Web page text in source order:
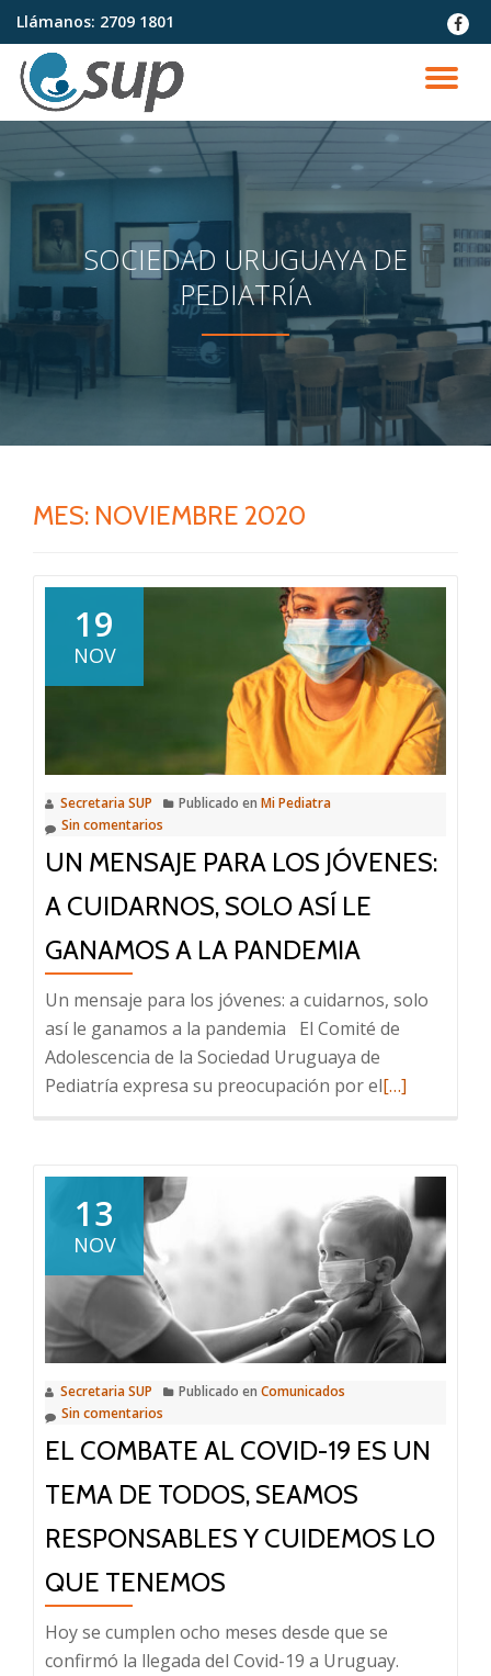
Saltar
contenido
Llámanos: 2709 1801
fa-
SOCIEDAD URUGUAYA DE
PEDIATRÍA
MES: NOVIEMBRE 2020
19
NOV
Secretaria SUP Publicado en Mi Pediatra
Sin comentarios
UN MENSAJE PARA LOS JÓVENES:
A CUIDARNOS, SOLO ASÍ LE
GANAMOS A LA PANDEMIA
Un mensaje para los jóvenes: a cuidarnos, solo
así le ganamos a la pandemia El Comité de
Adolescencia de la Sociedad Uruguaya de
Pediatría expresa su preocupación por elLeer
mensaje
para
los
jóvenes:
a
cuidarnos,
solo
ganamos
pandemia
[…]
13
NOV
Secretaria SUP Publicado en Comunicados
Sin comentarios
EL COMBATE AL COVID-19 ES UN
TEMA DE TODOS, SEAMOS
RESPONSABLES Y CUIDEMOS LO
QUE TENEMOS
Hoy se cumplen ocho meses desde que se
confirmó la llegada del Covid-19 a Uruguay.